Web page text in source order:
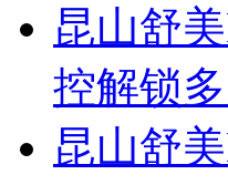
昆山舒
控解锁
昆山舒